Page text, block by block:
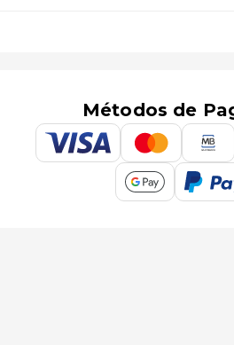
Métodos de